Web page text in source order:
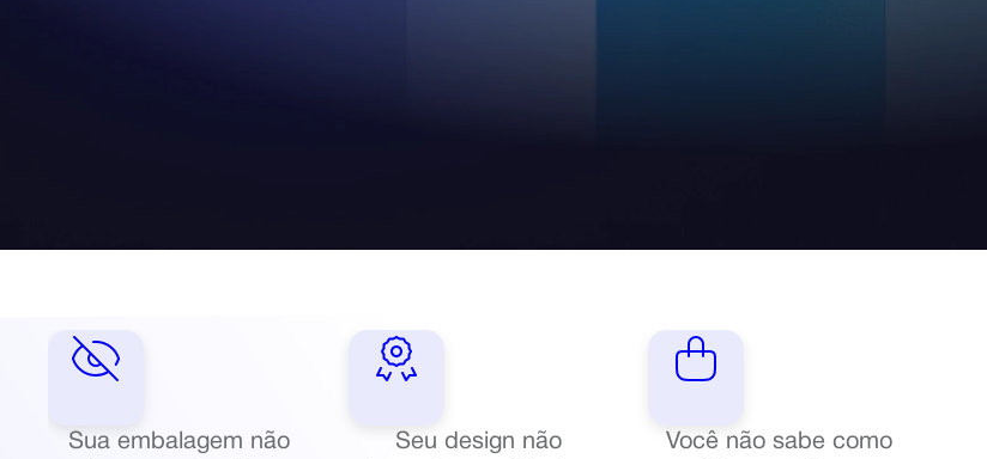
Sua embalagem não
Seu design não
Você não sabe como